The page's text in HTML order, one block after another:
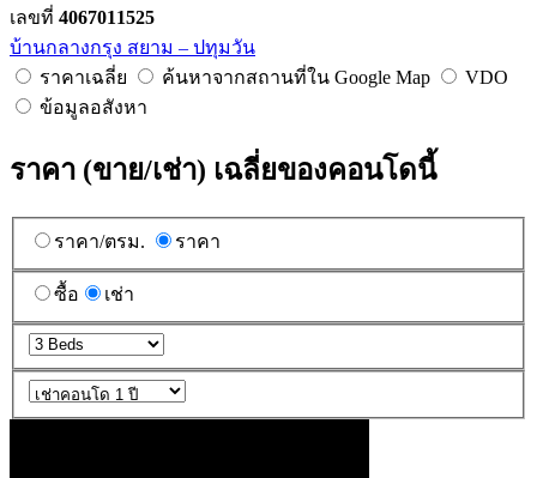
เลขที่ 4067011525
บ้านกลางกรุง สยาม – ปทุมวัน
ราคาเฉลี่ย
ค้นหาจากสถานที่ใน Google Map
VDO
ข้อมูลอสังหา
ราคา (ขาย/เช่า) เฉลี่ยของคอนโดนี้
ราคา/ตรม. ราคา
ซื้อ เช่า